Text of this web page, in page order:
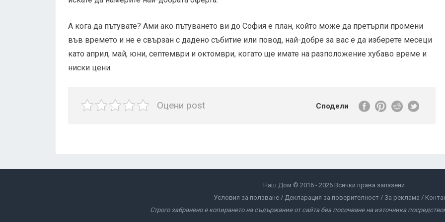
А кога да пътувате? Ами ако пътуването ви до София е план, който може да претърпи промени
във времето и не е свързан с дадено събитие или повод, най-добре за вас е да изберете месеци
като април, май, юни, септември и октомври, когато ще имате на разположение хубаво време и
ниски цени.
Оцени post Сподели
Наш Дом © 2016 - 2026 Всички права запазени
Условия за ползване
Декларация за поверителност За реклама
Строго забранено е копирането на съдържание от сайта без посочване на източника